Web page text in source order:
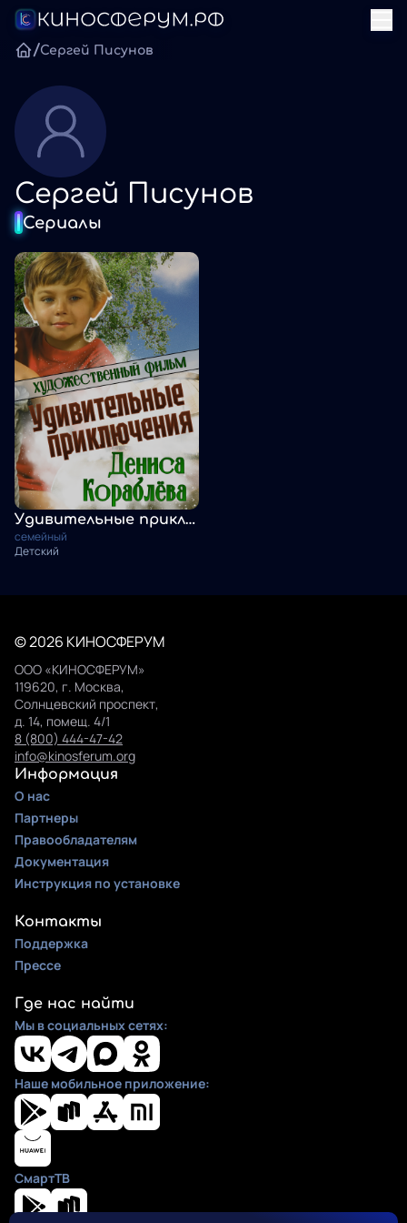
/Сергей Писунов
Сергей Писунов
Сериалы
Удивительные приключения Дениса Кораблёва
семейный
Детский
© 2026 КИНОСФЕРУМ
ООО «КИНОСФЕРУМ»
119620, г. Москва,
Солнцевский проспект,
д. 14, помещ. 4/1
8 (800) 444-47-42
info@kinosferum.org
Информация
О нас
Партнеры
Правообладателям
Документация
Инструкция по установке
Контакты
Поддержка
Прессе
Где нас найти
Мы в социальных сетях:
Наше мобильное приложение:
СмартТВ